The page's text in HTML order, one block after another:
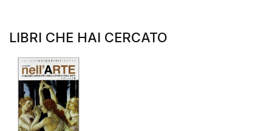
LIBRI CHE HAI CERCATO